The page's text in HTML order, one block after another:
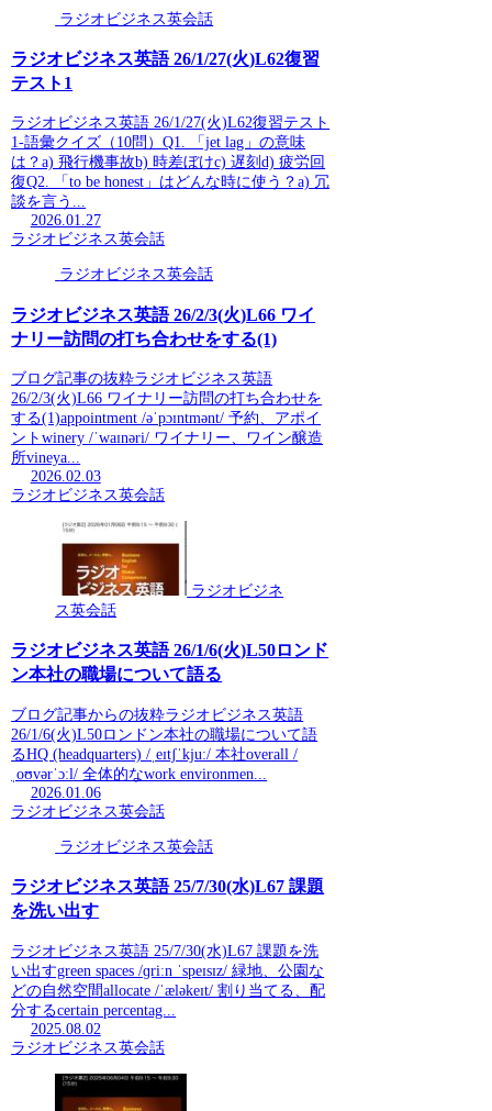
ラジオビジネス英会話
ラジオビジネス英語 26/1/27(火)L62復習
テスト1
ラジオビジネス英語 26/1/27(火)L62復習テスト
1-語彙クイズ（10問）Q1. 「jet lag」の意味
は？a) 飛行機事故b) 時差ぼけc) 遅刻d) 疲労回
復Q2. 「to be honest」はどんな時に使う？a) 冗
談を言う...
2026.01.27
ラジオビジネス英会話
ラジオビジネス英会話
ラジオビジネス英語 26/2/3(火)L66 ワイ
ナリー訪問の打ち合わせをする(1)
ブログ記事の抜粋ラジオビジネス英語
26/2/3(火)L66 ワイナリー訪問の打ち合わせを
する(1)appointment /əˈpɔɪntmənt/ 予約、アポイ
ントwinery /ˈwaɪnəri/ ワイナリー、ワイン醸造
所vineya...
2026.02.03
ラジオビジネス英会話
ラジオビジネ
ス英会話
ラジオビジネス英語 26/1/6(火)L50ロンド
ン本社の職場について語る
ブログ記事からの抜粋ラジオビジネス英語
26/1/6(火)L50ロンドン本社の職場について語
るHQ (headquarters) /ˌeɪtʃˈkjuː/ 本社overall /
ˌoʊvərˈɔːl/ 全体的なwork environmen...
2026.01.06
ラジオビジネス英会話
ラジオビジネス英会話
ラジオビジネス英語 25/7/30(水)L67 課題
を洗い出す
ラジオビジネス英語 25/7/30(水)L67 課題を洗
い出すgreen spaces /ɡriːn ˈspeɪsɪz/ 緑地、公園な
どの自然空間allocate /ˈæləkeɪt/ 割り当てる、配
分するcertain percentag...
2025.08.02
ラジオビジネス英会話